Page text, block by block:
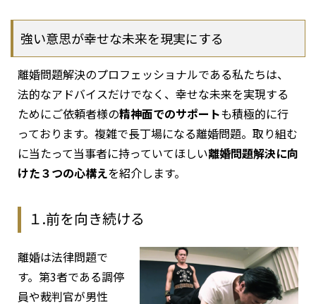
強い意思が幸せな未来を現実にする
離婚問題解決のプロフェッショナルである私たちは、
法的なアドバイスだけでなく、幸せな未来を実現する
ためにご依頼者様の精神面でのサポートも積極的に行
っております。複雑で長丁場になる離婚問題。取り組む
に当たって当事者に持っていてほしい離婚問題解決に向
けた３つの心構えを紹介します。
１.前を向き続ける
離婚は法律問題で
す。第3者である調停
員や裁判官が男性